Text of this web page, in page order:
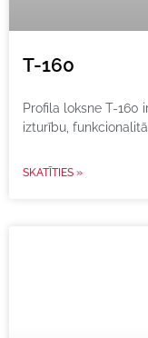
T-160
Profila loksne T-160
izturību,
SKATĪTIES »